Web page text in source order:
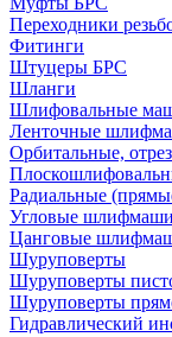
Переходники
Фитинги
Штуцеры БРС
Шланги
Шлифовальные
Ленточные
Орбитальные,
Радиальные
Угловые
Цанговые
Шуруповерты
Шуруповерты
Шуруповерты
Гидравлический